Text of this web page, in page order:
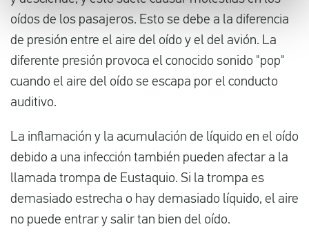
oídos de los pasajeros. Esto se debe a la diferencia
de presión entre el aire del oído y el del avión. La
diferente presión provoca el conocido sonido "pop"
cuando el aire del oído se escapa por el conducto
auditivo.
La inflamación y la acumulación de líquido en el oído
debido a una infección también pueden afectar a la
llamada trompa de Eustaquio. Si la trompa es
demasiado estrecha o hay demasiado líquido, el aire
no puede entrar y salir tan bien del oído.